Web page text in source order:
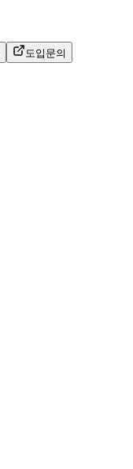
도입문의